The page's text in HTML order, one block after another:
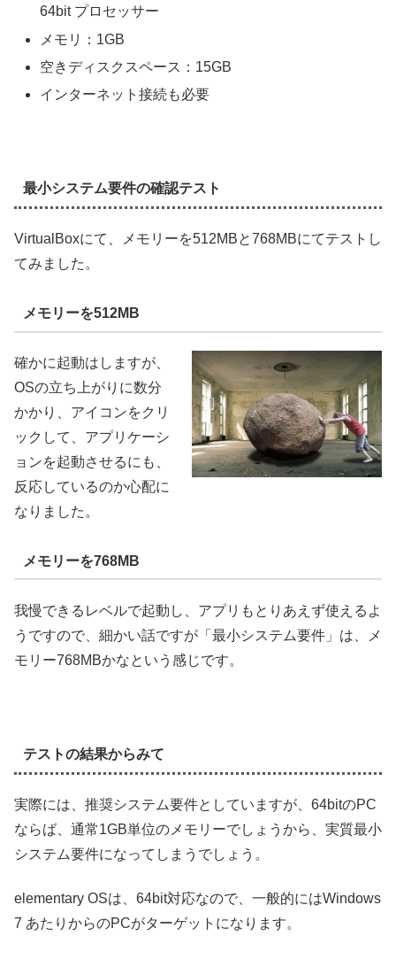
64bit プロセッサー
メモリ：1GB
空きディスクスペース：15GB
インターネット接続も必要
最小システム要件の確認テスト
VirtualBoxにて、メモリーを512MBと768MBにてテストし
てみました。
メモリーを512MB
確かに起動はしますが、
OSの立ち上がりに数分
かかり、アイコンをクリ
ックして、アプリケーシ
ョンを起動させるにも、
反応しているのか心配に
なりました。
メモリーを768MB
我慢できるレベルで起動し、アプリもとりあえず使えるよ
うですので、細かい話ですが「最小システム要件」は、メ
モリー768MBかなという感じです。
テストの結果からみて
実際には、推奨システム要件としていますが、64bitのPC
ならば、通常1GB単位のメモリーでしょうから、実質最小
システム要件になってしまうでしょう。
elementary OSは、64bit対応なので、一般的にはWindows
7 あたりからのPCがターゲットになります。